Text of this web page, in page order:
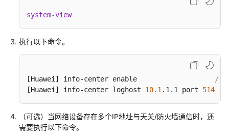
绍
服
务
指
南
system-view
执行以下命令。
[Huawei] info-center enable
//
[Huawei]
info-center loghost 10.1 .1 .1 port 514
（可选）当网络设备存在多个IP地址与天关/防火墙通信时，还
需要执行以下命令。